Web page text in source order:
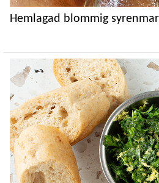
Hemlagad blommig